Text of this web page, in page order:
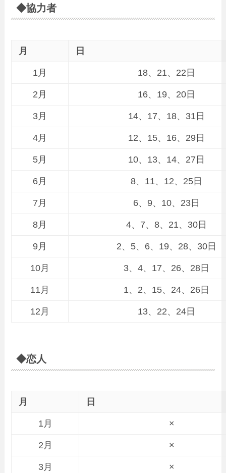
◆協力者
月 日
1月 18、21、22日
2月 16、19、20日
3月 14、17、18、31日
4月 12、15、16、29日
5月 10、13、14、27日
6月 8、11、12、25日
7月 6、9、10、23日
8月 4、7、8、21、30日
9月 2、5、6、19、28、30日
10月 3、4、17、26、28日
11月 1、2、15、24、26日
12月 13、22、24日
◆恋人
月 日
1月 ×
2月 ×
3月 ×